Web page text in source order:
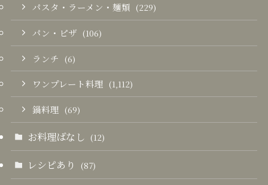
パスタ・ラーメン・麺類 (229)
パン・ピザ (106)
ランチ (6)
ワンプレート料理 (1,112)
鍋料理 (69)
お料理ばなし (12)
レシピあり (87)